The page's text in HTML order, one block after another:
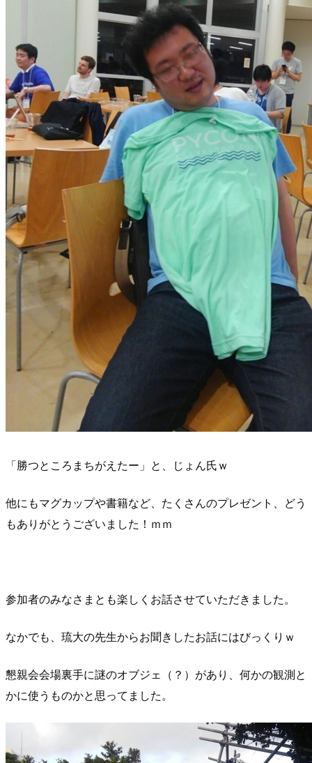
「勝つところまちがえたー」と、じょん氏ｗ
他にもマグカップや書籍など、たくさんのプレゼント、どう
もありがとうございました！ｍｍ
参加者のみなさまとも楽しくお話させていただきました。
なかでも、琉大の先生からお聞きしたお話にはびっくりｗ
懇親会会場裏手に謎のオブジェ（？）があり、何かの観測と
かに使うものかと思ってました。